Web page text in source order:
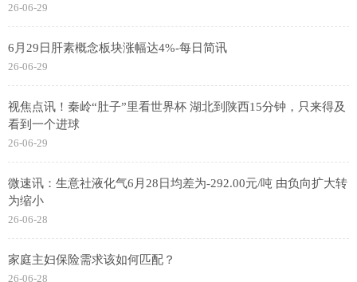
26-06-29
6月29日肝素概念板块涨幅达4%-每日简讯
26-06-29
视焦点讯！秦岭“肚子”里看世界杯 湖北到陕西15分钟，只来得及
看到一个进球
26-06-29
微速讯：生意社液化气6月28日均差为-292.00元/吨 由负向扩大转
为缩小
26-06-28
家庭主妇保险需求该如何匹配？
26-06-28